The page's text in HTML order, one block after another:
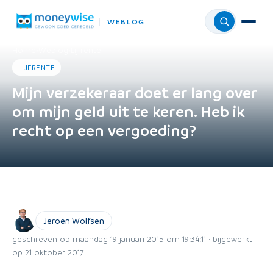
WEBLOG Menu
LIJFRENTE
Mijn verzekeraar doet er lang over
om mijn geld uit te keren. Heb ik
recht op een vergoeding?
Jeroen Wolfsen
geschreven op maandag 19 januari 2015 om 19:34:11 · bijgewerkt
op 21 oktober 2017